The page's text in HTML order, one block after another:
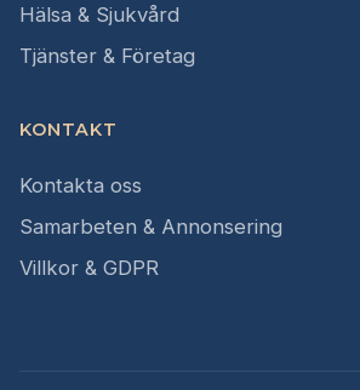
Hälsa & Sjukvård
Tjänster & Företag
KONTAKT
Kontakta oss
Samarbeten & Annonsering
Villkor & GDPR